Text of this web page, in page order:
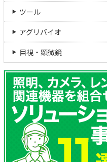
ツール
アグリバイオ
目視・顕微鏡